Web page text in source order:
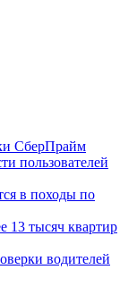
СберПрайм
пользователей
в походы по
13 тысяч квартир
водителей